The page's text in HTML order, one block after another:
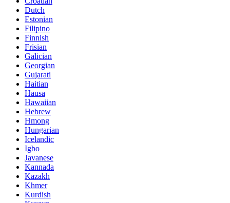
Dutch
Estonian
Filipino
Finnish
Frisian
Galician
Georgian
Gujarati
Haitian
Hausa
Hawaiian
Hebrew
Hmong
Hungarian
Icelandic
Igbo
Javanese
Kannada
Kazakh
Khmer
Kurdish